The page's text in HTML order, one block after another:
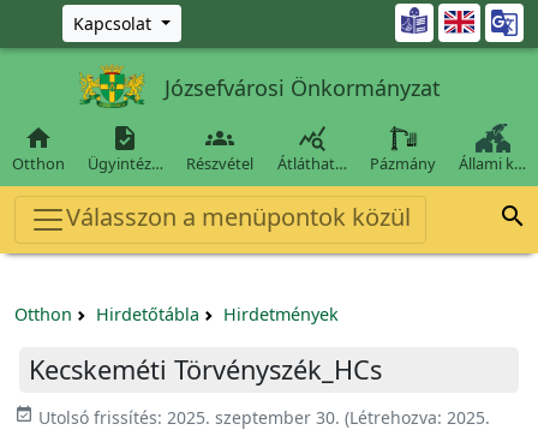
Ugrás a fő tartalomra
Kapcsolat 
Józsefvárosi Önkormányzat

Otthon

Ügyintéz…

Részvétel

Átláthat… Pázmány Állami k…
Válasszon a menüpontok közül 
Otthon Hirdetőtábla Hirdetmények
Kecskeméti Törvényszék_HCs
event_available Utolsó frissítés: 2025. szeptember 30. (Létrehozva: 2025.